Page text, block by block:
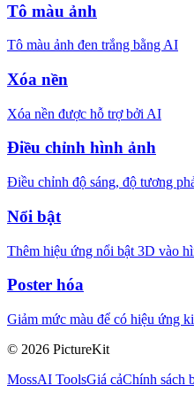
Tô màu ảnh
Tô màu ảnh đen trắng bằng AI
Xóa nền
Xóa nền được hỗ trợ bởi AI
Điều chỉnh hình ảnh
Điều chỉnh độ sáng, độ tương
Nổi bật
Thêm hiệu ứng nổi bật 3D vào
Poster hóa
Giảm mức màu để có hiệu ứng
© 2026 PictureKit
MossAI ToolsGiá cảChính sách